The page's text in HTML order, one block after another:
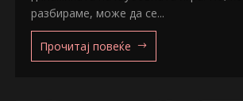
разбираме, може да се...
Прочитај повеќе